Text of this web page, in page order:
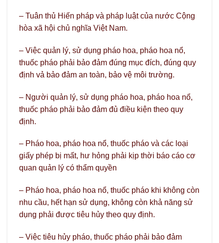
– Tuân thủ Hiến pháp và pháp luật của nước Cộng
hòa xã hội chủ nghĩa Việt Nam.
– Việc quản lý, sử dụng pháo hoa, pháo hoa nổ,
thuốc pháo phải bảo đảm đúng mục đích, đúng quy
định vả bảo đảm an toàn, bảo vệ môi trường.
– Người quản lý, sử dụng pháo hoa, pháo hoa nổ,
thuốc pháo phải bảo đảm đủ điều kiện theo quy
định.
– Pháo hoa, pháo hoa nổ, thuốc pháo và các loại
giấy phép bị mất, hư hỏng phải kịp thời báo cáo cơ
quan quản lý có thẩm quyền
– Pháo hoa, pháo hoa nổ, thuốc pháo khi không còn
nhu cầu, hết hạn sử dụng, không còn khả năng sử
dụng phải được tiêu hủy theo quy định.
– Việc tiêu hủy pháo, thuốc pháo phải bảo đảm